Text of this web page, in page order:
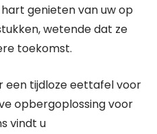
genieten van uw op
wetende dat ze
toekomst.
een tijdloze eettafel voor
opbergoplossing voor
vindt u